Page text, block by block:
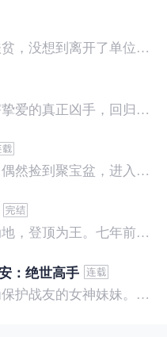
我和一个美艳少妇同事下乡扶贫，没想到离开了单位之后，她就性格大变……
曾经的炎黄兵王，为寻找杀害挚爱的真正凶手，回归都市，开始了一段精彩绝伦的征程。
赵小飞高考后落魄回乡种田，偶然捡到聚宝盆，进入聚宝洞，从此开启了发家致富、拳打村霸、坐拥美女的桃运巅峰人生！
特种兵王，重回都市，搅天动地，登顶为王。七年前，他是社会底层的小混混，七年后，他是经历过战与火考验的特种兵王。
：绝世高手
雇佣兵王陈扬回归都市，只为保护战友的女神妹妹。繁华都市里，陈扬如鱼得水，，逍遥自在。